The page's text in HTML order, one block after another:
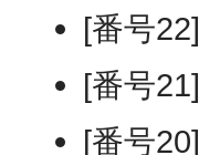
[番号22]
[番号21]
[番号20]